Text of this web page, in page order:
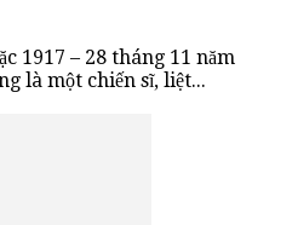
1917 – 28 tháng 11 năm
là một chiến sĩ, liệt...